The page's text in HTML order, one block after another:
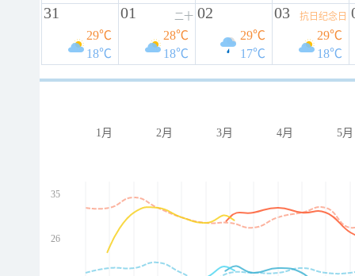
31
29℃
18℃
01 二十
28℃
18℃
02
29℃
17℃
03 抗日纪念日
29℃
18℃
1月 2月 3月 4月 5月
35
26